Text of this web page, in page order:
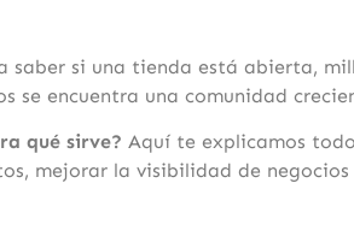
saber si una tienda está abierta,
se encuentra una comunidad
qué sirve? Aquí te explicamos
mejorar la visibilidad de